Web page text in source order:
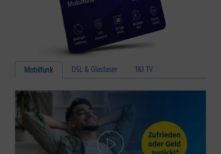
Mobilfunk DSL & Glasfaser 1&1 TV